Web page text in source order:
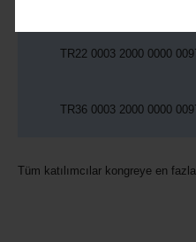
TR22 0003 2000 0000
TR36 0003 2000 0000
Tüm katılımcılar kongreye en